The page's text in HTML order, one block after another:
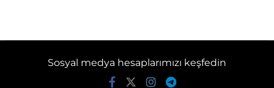
Sosyal medya hesaplarımızı keşfedin